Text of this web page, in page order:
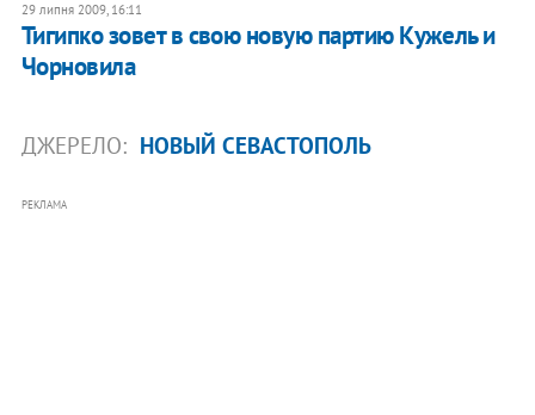
29 липня 2009, 16:11
Тигипко зовет в свою новую партию Кужель и
Чорновила
ДЖЕРЕЛО: НОВЫЙ СЕВАСТОПОЛЬ
РЕКЛАМА